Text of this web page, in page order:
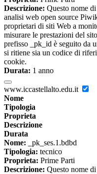
Descrizione: Questo nome
analisi web open source
proprietari di siti Web a
misurare le prestazioni del
prefisso _pk_id è seguito da
si ritiene sia un codice di
cookie.
Durata: 1 anno
www.iccastellalto.edu.it
Nome
Tipologia
Proprieta
Descrizione
Durata
Nome: _pk_ses.1.bdbd
Tipologia: tecnico
Proprieta: Prime Parti
Descrizione: Questo nome